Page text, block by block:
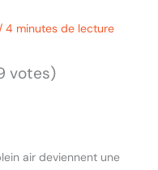
/ 4 minutes de lecture
votes)
air deviennent une